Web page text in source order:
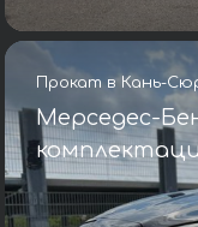
Прокат в Кань-
Мерседес-